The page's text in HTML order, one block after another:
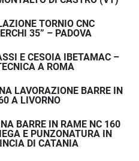
TORNIO CNC
35” – PADOVA
E CESOIA IBETAMAC –
A ROMA
LAVORAZIONE BARRE IN
A LIVORNO
BARRE IN RAME NC 160
E PUNZONATURA IN
DI CATANIA